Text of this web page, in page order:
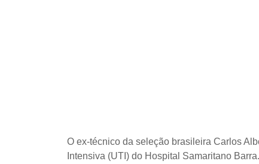
O ex-técnico da seleção brasileira Carlos
Intensiva (UTI) do Hospital Samaritano